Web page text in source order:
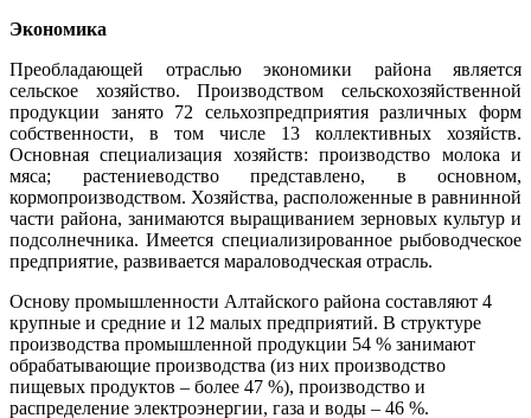
Экономика
Преобладающей отраслью экономики района является
сельское хозяйство. Производством сельскохозяйственной
продукции занято 72 сельхозпредприятия различных форм
собственности, в том числе 13 коллективных хозяйств.
Основная специализация хозяйств: производство молока и
мяса; растениеводство представлено, в основном,
кормопроизводством. Хозяйства, расположенные в равнинной
части района, занимаются выращиванием зерновых культур и
подсолнечника. Имеется специализированное рыбоводческое
предприятие, развивается мараловодческая отрасль.
Основу промышленности Алтайского района составляют 4
крупные и средние и 12 малых предприятий. В структуре
производства промышленной продукции 54 % занимают
обрабатывающие производства (из них производство
пищевых продуктов – более 47 %), производство и
распределение электроэнергии, газа и воды – 46 %.